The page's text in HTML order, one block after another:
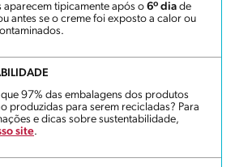
aparecem tipicamente após o 6º dia de
antes se o creme foi exposto a calor ou
97% das embalagens dos produtos
produzidas para serem recicladas? Para
e dicas sobre sustentabilidade,
site.